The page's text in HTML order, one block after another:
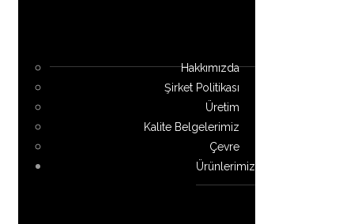
Hakkımızda
Şirket Politikası
Üretim
Kalite Belgelerimiz
Çevre
Ürünlerimiz